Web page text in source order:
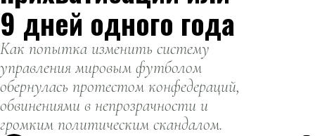
9 дней одного года
Как попытка изменить систему
управления мировым футболом
обернулась протестом конфедераций,
обвинениями в непрозрачности и
громким политическим скандалом.